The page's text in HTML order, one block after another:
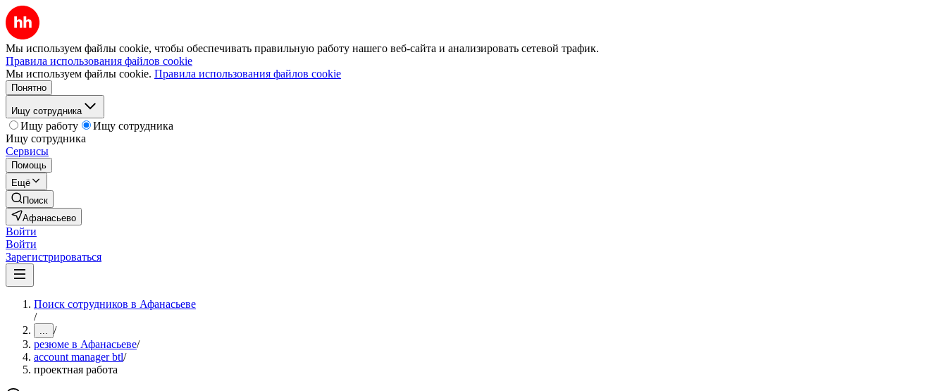
Мы используем файлы cookie, чтобы обеспечивать правильную работу нашего веб-сайта и анализировать сетевой трафик.
Правила использования файлов cookie
Мы используем файлы cookie. Правила использования файлов cookie
Понятно
Ищу сотрудника
Ищу работу
Ищу сотрудника
Ищу сотрудника
Сервисы
Помощь
Ещё
Поиск
Афанасьево
Войти
Войти
Зарегистрироваться
Поиск сотрудников в Афанасьеве
/
... /
резюме в Афанасьеве/
account manager btl/
проектная работа